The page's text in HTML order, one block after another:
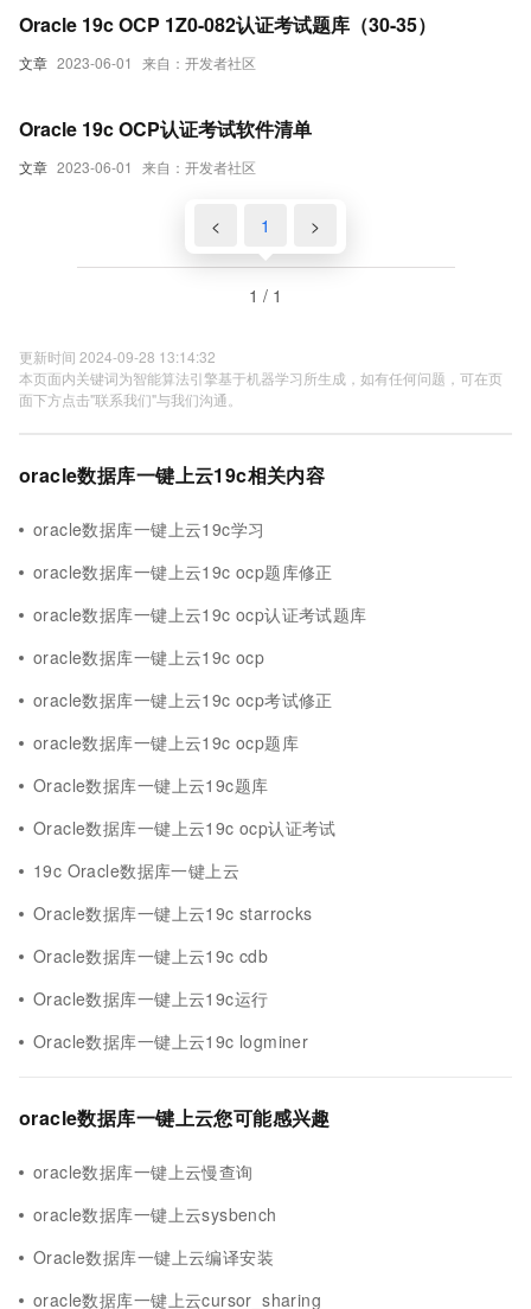
文章 2023-06-01 来自：开发者社区
Oracle 19c OCP 1Z0-082认证考试题库（30-35）
文章 2023-06-01 来自：开发者社区
Oracle 19c OCP认证考试软件清单
< 1 >
1 / 1
更新时间 2024-09-28 13:14:32
本页面内关键词为智能算法引擎基于机器学习所生成，如有任何问题，可在页
面下方点击"联系我们"与我们沟通。
oracle数据库一键上云19c相关内容
oracle数据库一键上云19c学习
oracle数据库一键上云19c ocp题库修正
oracle数据库一键上云19c ocp认证考试题库
oracle数据库一键上云19c ocp
oracle数据库一键上云19c ocp考试修正
oracle数据库一键上云19c ocp题库
Oracle数据库一键上云19c题库
Oracle数据库一键上云19c ocp认证考试
19c Oracle数据库一键上云
Oracle数据库一键上云19c starrocks
Oracle数据库一键上云19c cdb
Oracle数据库一键上云19c运行
Oracle数据库一键上云19c logminer
oracle数据库一键上云您可能感兴趣
oracle数据库一键上云慢查询
oracle数据库一键上云sysbench
Oracle数据库一键上云编译安装
oracle数据库一键上云cursor_sharing